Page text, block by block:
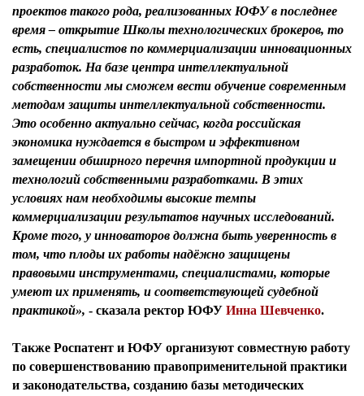
проектов такого рода, реализованных ЮФУ в последнее
время – открытие Школы технологических брокеров, то
есть, специалистов по коммерциализации инновационных
разработок. На базе центра интеллектуальной
собственности мы сможем вести обучение современным
методам защиты интеллектуальной собственности.
Это особенно актуально сейчас, когда российская
экономика нуждается в быстром и эффективном
замещении обширного перечня импортной продукции и
технологий собственными разработками. В этих
условиях нам необходимы высокие темпы
коммерциализации результатов научных исследований.
Кроме того, у инноваторов должна быть уверенность в
том, что плоды их работы надёжно защищены
правовыми инструментами, специалистами, которые
умеют их применять, и соответствующей судебной
практикой», - сказала ректор ЮФУ Инна Шевченко.
Также Роспатент и ЮФУ организуют совместную работу
по совершенствованию правоприменительной практики
и законодательства, созданию базы методических